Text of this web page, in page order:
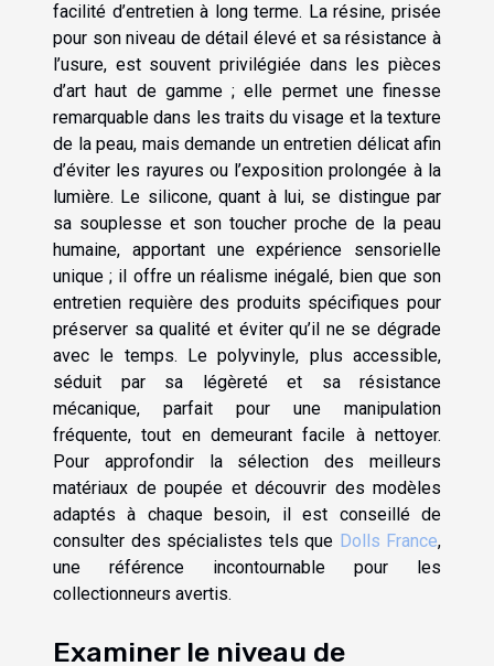
facilité d’entretien à long terme. La résine, prisée
pour son niveau de détail élevé et sa résistance à
l’usure, est souvent privilégiée dans les pièces
d’art haut de gamme ; elle permet une finesse
remarquable dans les traits du visage et la texture
de la peau, mais demande un entretien délicat afin
d’éviter les rayures ou l’exposition prolongée à la
lumière. Le silicone, quant à lui, se distingue par
sa souplesse et son toucher proche de la peau
humaine, apportant une expérience sensorielle
unique ; il offre un réalisme inégalé, bien que son
entretien requière des produits spécifiques pour
préserver sa qualité et éviter qu’il ne se dégrade
avec le temps. Le polyvinyle, plus accessible,
séduit par sa légèreté et sa résistance
mécanique, parfait pour une manipulation
fréquente, tout en demeurant facile à nettoyer.
Pour approfondir la sélection des meilleurs
matériaux de poupée et découvrir des modèles
adaptés à chaque besoin, il est conseillé de
consulter des spécialistes tels que Dolls France,
une référence incontournable pour les
collectionneurs avertis.
Examiner le niveau de